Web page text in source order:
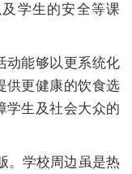
学生的安全等课
动能够以更系统化
供更健康的饮食选
学生及社会大众的
。学校周边虽是热